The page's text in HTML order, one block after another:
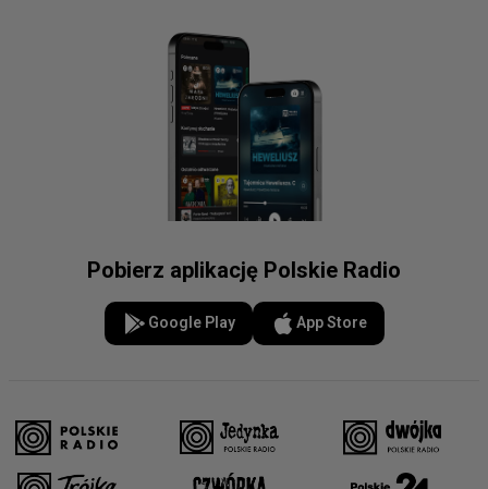
Pobierz aplikację Polskie Radio
Google Play App Store